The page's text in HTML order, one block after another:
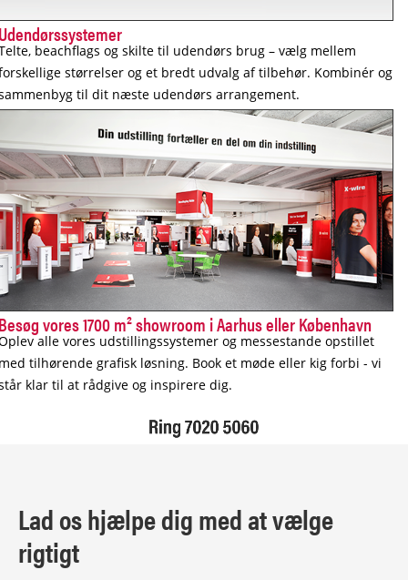
beachflags og skilte til udendørs brug – vælg mellem
størrelser og et bredt udvalg af tilbehør. Kombinér og
til dit næste udendørs arrangement.
vores 1700 m² showroom i Aarhus eller København
alle vores udstillingssystemer og messestande opstillet
tilhørende grafisk løsning. Book et møde eller kig forbi - vi
klar til at rådgive og inspirere dig.
Lad os hjælpe dig med at vælge
rigtigt